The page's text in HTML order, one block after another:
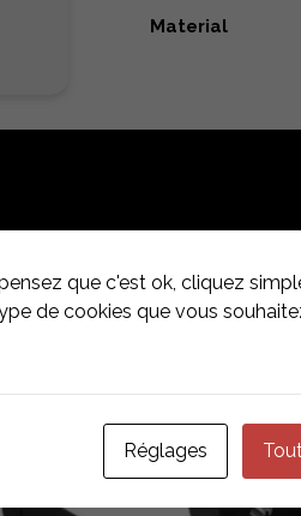
Material
que c'est ok, cliquez
de cookies que vous
Réglages